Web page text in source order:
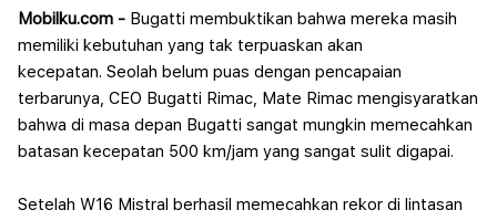
Mobilku.com - Bugatti membuktikan bahwa mereka masih
memiliki kebutuhan yang tak terpuaskan akan
kecepatan. Seolah belum puas dengan pencapaian
terbarunya, CEO Bugatti Rimac, Mate Rimac mengisyaratkan
bahwa di masa depan Bugatti sangat mungkin memecahkan
batasan kecepatan 500 km/jam yang sangat sulit digapai.
Setelah W16 Mistral berhasil memecahkan rekor di lintasan